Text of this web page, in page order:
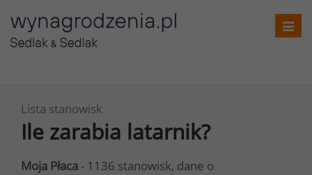
Lista stanowisk
Ile zarabia latarnik?
Moja Płaca - 1136 stanowisk, dane o